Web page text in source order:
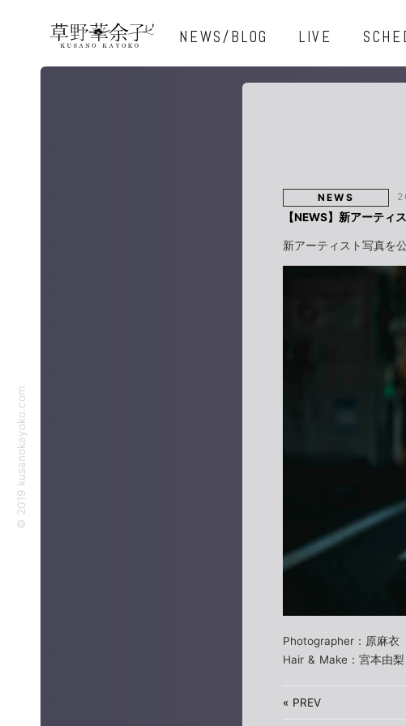
NEWS/BLOG LIVE
NEWS
【NEWS】新アーティ
新アーティスト写真を
Photographer：原麻衣
Hair & Make：宮本由梨
« PREV
©︎ 2019 kusanokayoko.com